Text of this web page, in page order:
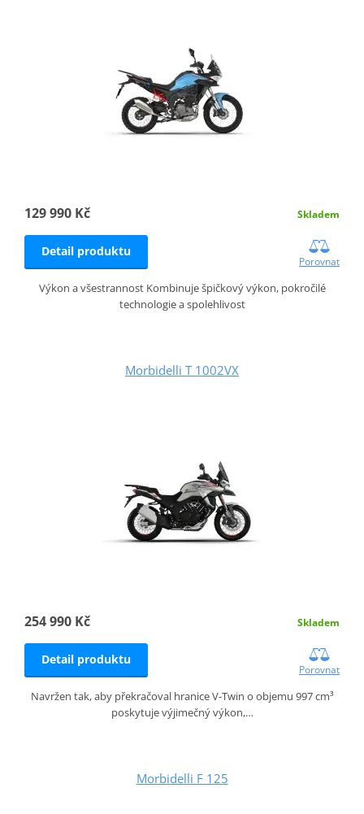
129 990 Kč Skladem
Detail produktu
Porovnat
Výkon a všestrannost Kombinuje špičkový výkon, pokročilé
technologie a spolehlivost
Morbidelli T 1002VX
254 990 Kč Skladem
Detail produktu
Porovnat
Navržen tak, aby překračoval hranice V-Twin o objemu 997 cm³
poskytuje výjimečný výkon,…
Morbidelli F 125